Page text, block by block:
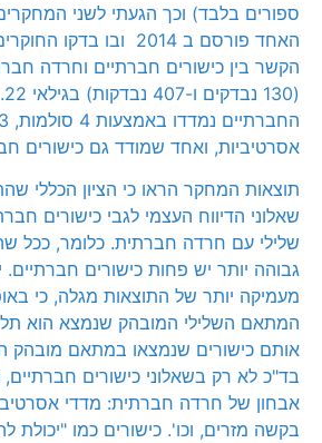
ספורים בלבד) וכך הגעתי לשני
האחד פורסם ב 2014 ובו
הקשר בין כישורים חברתיים וחרדה
אסרטיביות, ואחד שמודד גם כישורים
תוצאות המחקר הראו כי הציון הכללי
שאלוני הדיווח העצמי לגבי כישורים
שלילי עם חרדה חברתית. כלומר, ככל
גבוהה יותר יש פחות כישורים
מעמיקה יותר של התוצאות מגלה, כי
המתאם השלילי המובהק שנמצא הוא
אותם כישורים שנמצאו במתאם מובהק
בד"כ לא רק בשאלוני כישורים
אבחון של חרדה חברתית: מדדי
בקשה מזרים, וכו'. כישורים כמו "יכולת